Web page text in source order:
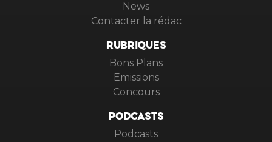
News
Contacter la rédac
RUBRIQUES
Bons Plans
Emissions
Concours
PODCASTS
Podcasts